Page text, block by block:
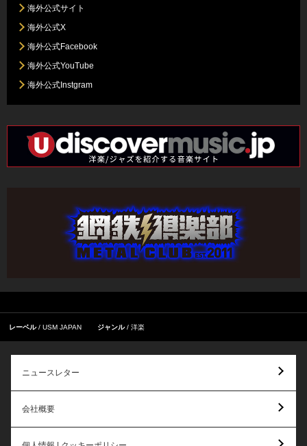
海外公式サイト
海外公式X
海外公式Facebook
海外公式YouTube
海外公式Instgram
レーベル USM JAPAN ジャンル 洋楽
ニュースレター
会社概要